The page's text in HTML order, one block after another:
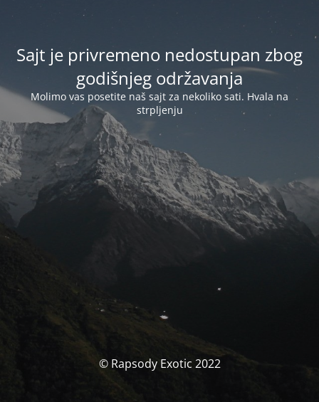
Sajt je privremeno nedostupan zbog
godišnjeg održavanja
Molimo vas posetite naš sajt za nekoliko sati. Hvala na
strpljenju
© Rapsody Exotic 2022